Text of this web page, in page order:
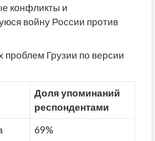
конфликты и
войну России против
проблем Грузии по версии
Доля упоминаний
респондентами
69%